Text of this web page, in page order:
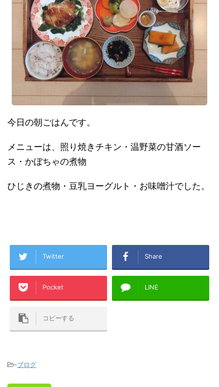
今日の朝ごはんです。
メニューは、照り焼きチキン・温野菜の甘酒ソー
ス・かぼちゃの煮物
ひじきの煮物・豆乳ヨーグルト・お味噌汁でした。
Twitter Share
Pocket LINE
コピーする
-ブログ